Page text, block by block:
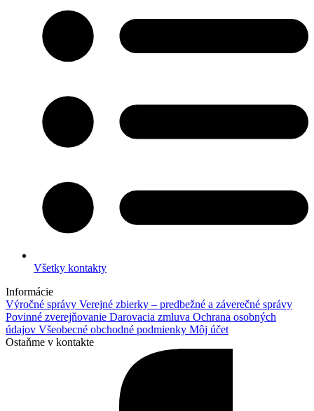
Všetky kontakty
Informácie
Výročné správy Verejné zbierky – predbežné a záverečné správy
Povinné zverejňovanie Darovacia zmluva Ochrana osobných
údajov Všeobecné obchodné podmienky Môj účet
Ostaňme v kontakte